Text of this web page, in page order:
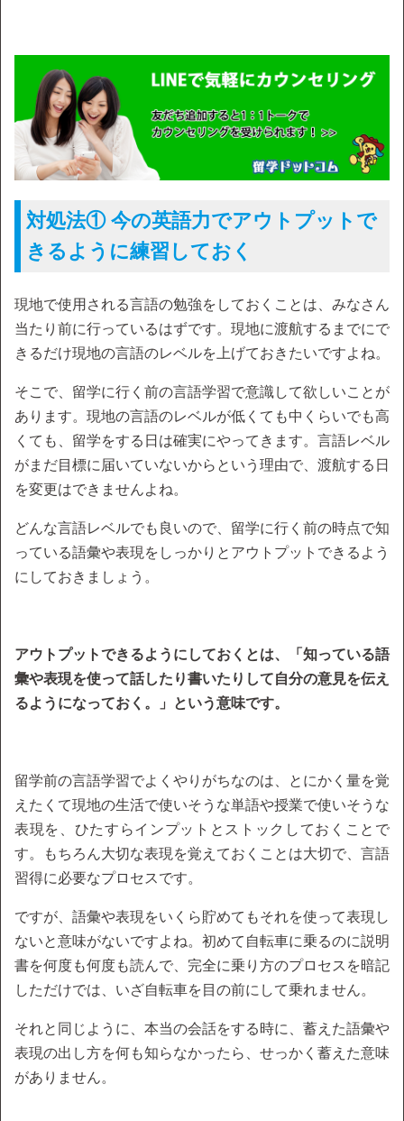
対処法① 今の英語力でアウトプットで
きるように練習しておく
現地で使用される言語の勉強をしておくことは、みなさん
当たり前に行っているはずです。現地に渡航するまでにで
きるだけ現地の言語のレベルを上げておきたいですよね。
そこで、留学に行く前の言語学習で意識して欲しいことが
あります。現地の言語のレベルが低くても中くらいでも高
くても、留学をする日は確実にやってきます。言語レベル
がまだ目標に届いていないからという理由で、渡航する日
を変更はできませんよね。
どんな言語レベルでも良いので、留学に行く前の時点で知
っている語彙や表現をしっかりとアウトプットできるよう
にしておきましょう。
アウトプットできるようにしておくとは、「知っている語
彙や表現を使って話したり書いたりして自分の意見を伝え
るようになっておく。」という意味です。
留学前の言語学習でよくやりがちなのは、とにかく量を覚
えたくて現地の生活で使いそうな単語や授業で使いそうな
表現を、ひたすらインプットとストックしておくことで
す。もちろん大切な表現を覚えておくことは大切で、言語
習得に必要なプロセスです。
ですが、語彙や表現をいくら貯めてもそれを使って表現し
ないと意味がないですよね。初めて自転車に乗るのに説明
書を何度も何度も読んで、完全に乗り方のプロセスを暗記
しただけでは、いざ自転車を目の前にして乗れません。
それと同じように、本当の会話をする時に、蓄えた語彙や
表現の出し方を何も知らなかったら、せっかく蓄えた意味
がありません。